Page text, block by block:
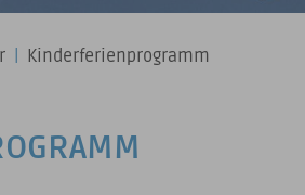
Kinderferienprogramm